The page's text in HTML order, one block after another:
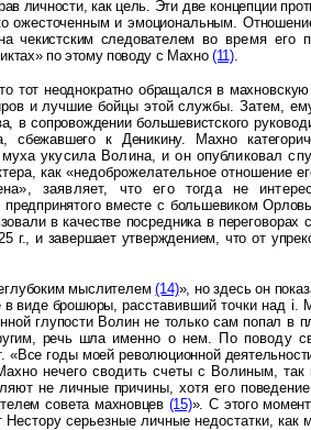
личности, как цель. Эти две концепции
ожесточенным и эмоциональным.
чекистским следователем во время его
по этому поводу с Махно(11).
тот неоднократно обращался в махновскую
и лучшие бойцы этой службы. Затем,
в сопровождении большевистского
сбежавшего к Деникину. Махно
укусила Волина, и он опубликовал
как«недоброжелательное отношение
заявляет, что его тогда не
вместе с большевиком
в качестве посредника в
г., и завершает утверждением, что от
мыслителем(14)», но здесь он
в виде брошюры,расставивший точки над i.
глупости Волин не только сам попал в
речь шла именно о нем. По поводу
«Все годы моей революционной
нечегосводить счеты с Волиным,
не личные причины, хотя его
советамахновцев (15)». С этого
Нестору серьезные личные недостатки, как